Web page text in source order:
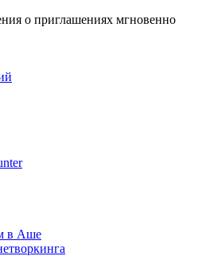
о приглашениях мгновенно
в Аше